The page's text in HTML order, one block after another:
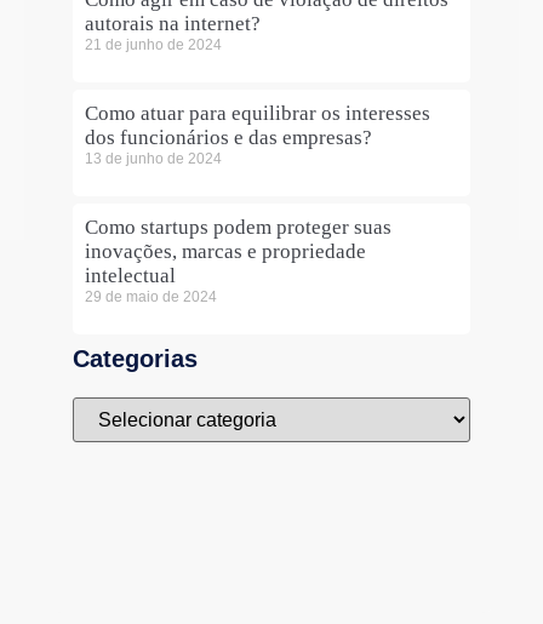
autorais na internet?
21 de junho de 2024
Como atuar para equilibrar os interesses
dos funcionários e das empresas?
13 de junho de 2024
Como startups podem proteger suas
inovações, marcas e propriedade
intelectual
29 de maio de 2024
Categorias